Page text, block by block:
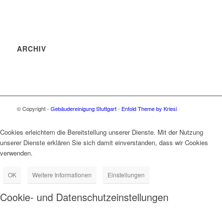
ARCHIV
© Copyright - Gebäudereinigung Stuttgart- Enfold Theme by Kriesi
Cookies erleichtern die Bereitstellung unserer Dienste. Mit der Nutzung
unserer Dienste erklären Sie sich damit einverstanden, dass wir Cookies
verwenden.
OK Weitere Informationen Einstellungen
Cookie- und Datenschutzeinstellungen